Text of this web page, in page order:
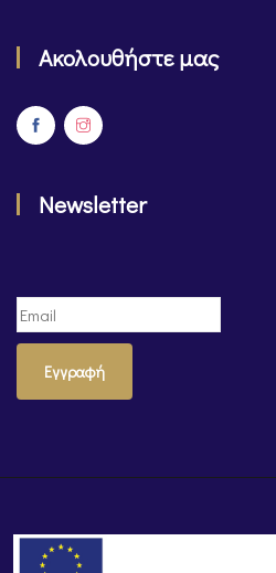
Ακολουθήστε μας
Newsletter
Εγγραφή